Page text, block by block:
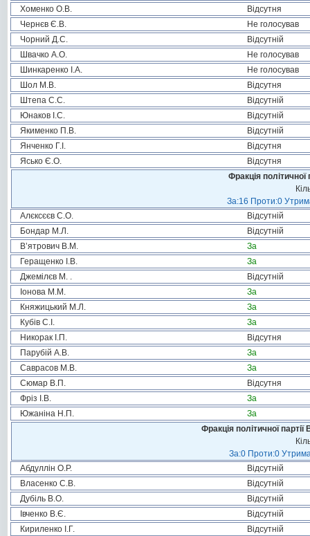
Хоменко О.В.
Відсутня
Чернєв Є.В.
Не голосував
Чорний Д.С.
Відсутній
Швачко А.О.
Не голосував
Шинкаренко І.А.
Не голосував
Шол М.В.
Відсутня
Штепа С.С.
Відсутній
Юнаков І.С.
Відсутній
Якименко П.В.
Відсутній
Янченко Г.І.
Відсутня
Ясько Є.О.
Відсутня
Фракція
За:16 Проти:0
Алєксєєв С.О.
Відсутній
Бондар М.Л.
Відсутній
В’ятрович В.М.
За
Геращенко І.В.
За
Джемілєв М. .
Відсутній
Іонова М.М.
За
Княжицький М.Л.
За
Кубів С.І.
За
Никорак І.П.
Відсутня
Парубій А.В.
За
Саврасов М.В.
За
Сюмар В.П.
Відсутня
Фріз І.В.
За
Южаніна Н.П.
За
Фракція політичної
За:0 Проти:0
Абдуллін О.Р.
Відсутній
Власенко С.В.
Відсутній
Дубіль В.О.
Відсутній
Івченко В.Є.
Відсутній
Кириленко І.Г.
Відсутній